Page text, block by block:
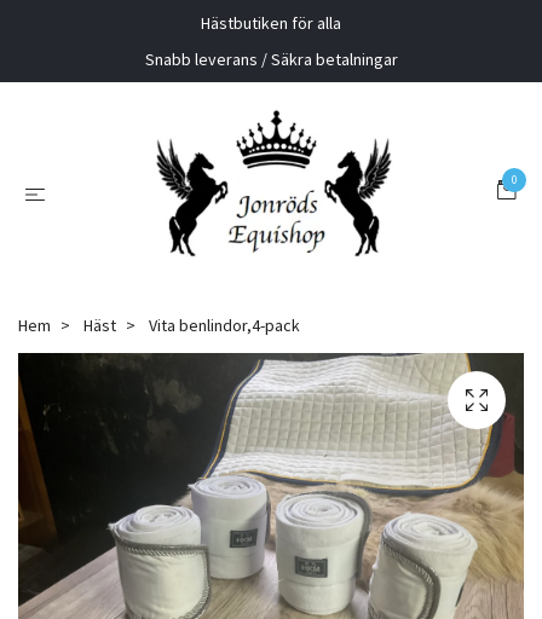
Hästbutiken för alla
Snabb leverans / Säkra betalningar
0
Hem Häst Vita benlindor,4-pack